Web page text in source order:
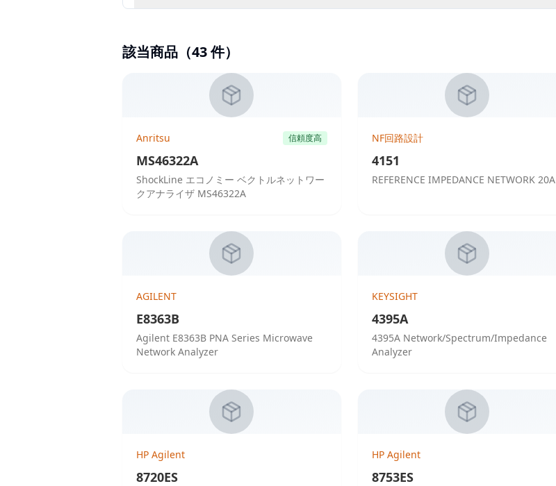
該当商品（43件）
Anritsu 信頼度高
MS46322A
ShockLine エコノミー ベクトルネットワー
クアナライザ MS46322A
NF回路設計
4151
REFERENCE IMPEDANCE NETWORK 20A
AGILENT
E8363B
Agilent E8363B PNA Series Microwave
Network Analyzer
KEYSIGHT
4395A
4395A Network/Spectrum/Impedance
Analyzer
HP Agilent
8720ES
HP Agilent
8753ES